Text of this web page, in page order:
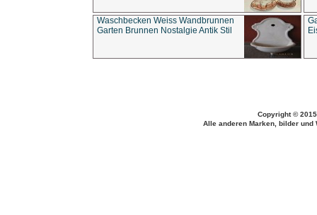
Waschbecken Weiss Wandbrunnen
Garten Brunnen Nostalgie Antik Stil
Copyright ©
Alle anderen Marken, bilder und